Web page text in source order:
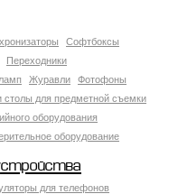
Софтбоксы
Переходники
Журавли
Фотофоны
столы для предметной съемки
оборудования
оборудование
для телефонов